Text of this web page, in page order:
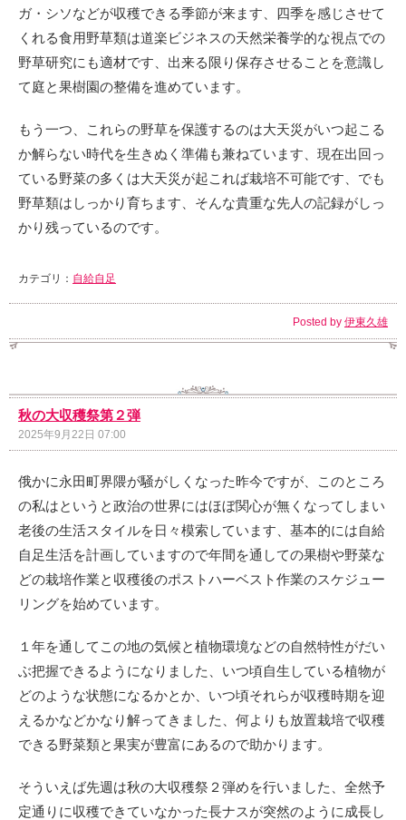
ガ・シソなどが収穫できる季節が来ます、四季を感じさせて
くれる食用野草類は道楽ビジネスの天然栄養学的な視点での
野草研究にも適材です、出来る限り保存させることを意識し
て庭と果樹園の整備を進めています。
もう一つ、これらの野草を保護するのは大天災がいつ起こる
か解らない時代を生きぬく準備も兼ねています、現在出回っ
ている野菜の多くは大天災が起これば栽培不可能です、でも
野草類はしっかり育ちます、そんな貴重な先人の記録がしっ
かり残っているのです。
カテゴリ： 自給自足
Posted by 伊東久雄
秋の大収穫祭第２弾
2025年9月22日 07:00
俄かに永田町界隈が騒がしくなった昨今ですが、このところ
の私はというと政治の世界にはほぼ関心が無くなってしまい
老後の生活スタイルを日々模索しています、基本的には自給
自足生活を計画していますので年間を通しての果樹や野菜な
どの栽培作業と収穫後のポストハーベスト作業のスケジュー
リングを始めています。
１年を通してこの地の気候と植物環境などの自然特性がだい
ぶ把握できるようになりました、いつ頃自生している植物が
どのような状態になるかとか、いつ頃それらが収穫時期を迎
えるかなどかなり解ってきました、何よりも放置栽培で収穫
できる野菜類と果実が豊富にあるので助かります。
そういえば先週は秋の大収穫祭２弾めを行いました、全然予
定通りに収穫できていなかった長ナスが突然のように成長し